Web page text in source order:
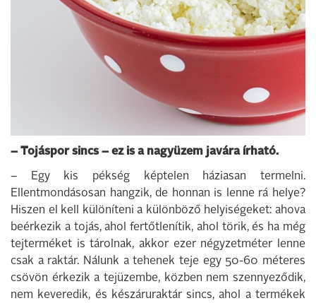
– Tojáspor sincs – ez is a nagyüzem javára írható.
– Egy kis pékség képtelen háziasan termelni.
Ellentmondásosan hangzik, de honnan is lenne rá helye?
Hiszen el kell különíteni a különböző helyiségeket: ahova
beérkezik a tojás, ahol fertőtlenítik, ahol törik, és ha még
tejterméket is tárolnak, akkor ezer négyzetméter lenne
csak a raktár. Nálunk a tehenek teje egy 50-60 méteres
csövön érkezik a tejüzembe, közben nem szennyeződik,
nem keveredik, és készáruraktár sincs, ahol a termékek